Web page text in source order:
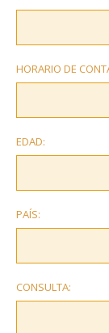
HORARIO DE
EDAD:
PAÍS:
CONSULTA: